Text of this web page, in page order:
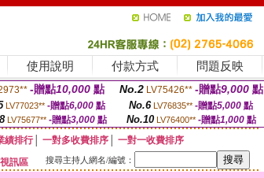
使用說明 付款方式 問題反映
-贈點10,000 點 No.2 LV75426** -贈點9,000 點
LV77023** -贈點6,000點 No.6 LV76835** -贈點5,000點
LV75677** -贈點3,000點 No.10 LV76400** -贈點1,000 點
績排行│ 一對多收費排序
一對一收費排序
訊區 搜尋主持人網名/編號：